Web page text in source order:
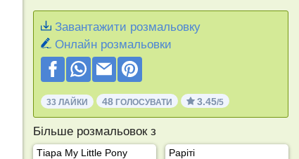
Завантажити розмальовку
Онлайн розмальовки
33 ЛАЙКИ 48ГОЛОСУВАТИ 3.45/5
Більше розмальовок з
Тіара My Little Pony Раріті